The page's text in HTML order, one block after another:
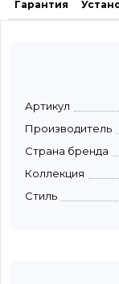
Гарантия
Артикул
Производитель
Страна бренда
Коллекция
Стиль